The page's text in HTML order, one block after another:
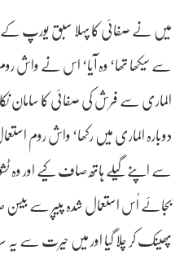
میں نے صفائی کا پہلا سبق یورپ
سے سیکھا تھا‘ وہ آیا‘ اس نے واش
الماری سے فرش کی صفائی کا سامان
دوبارہ الماری میں رکھا‘ واش روم
سے اپنے گیلے ہاتھ صاف کیے اور وہ
بجائے اُس استعمال شدہ پیپر سے
پھینک کر چلا گیا اور میں حیرت سے یہ